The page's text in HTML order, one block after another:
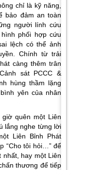
chỉ là kỹ năng,
bảo đảm an toàn
người lính cứu
phối hợp cứu
lệch có thể ảnh
Chính từ trải
càng thêm trân
sát PCCC &
hùng thầm lặng
yên của nhân
giờ quên một Liên
lắng nghe từng lời
Liên Bỉnh Phát
“Cho tôi hỏi…”để
nhất, hay một Liên
thương để tiếp